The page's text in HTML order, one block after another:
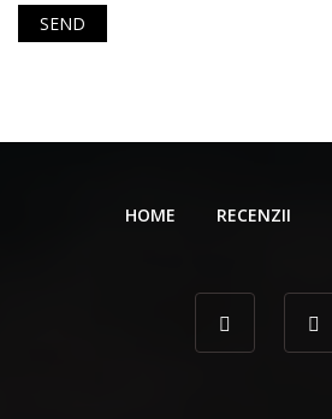
HOME RECENZII